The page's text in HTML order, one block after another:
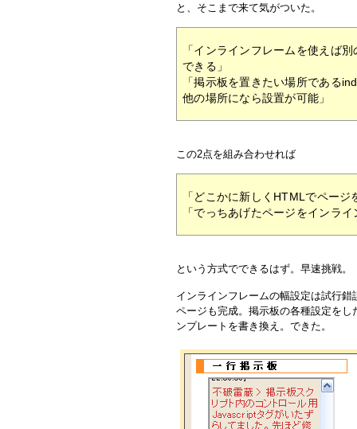
と、そこまで来て気がついた。
「インラインフレームを使えば
できる」
「掲示板を置きたい場所である
他の場所になら設置が可能」
この2点を組み合わせれば
「どこかに新しくHTMLでペー
「でっちあげたページをインラ
という方式でできるはず。早速挑戦。
インラインフレームの幅設定は試行
ページも完成。掲示板の各種設定を
ンプレートを書き換え。できた。